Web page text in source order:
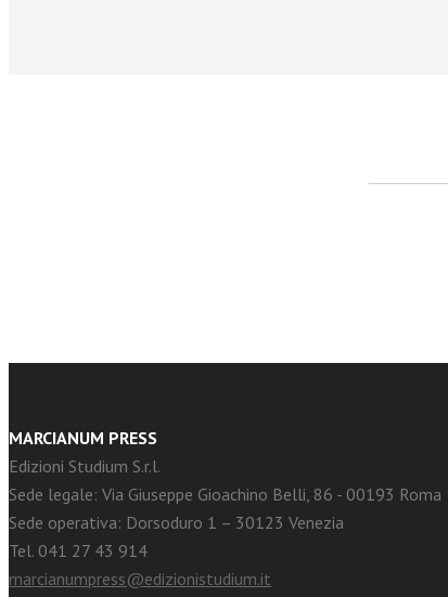
MARCIANUM PRESS
Edizioni Studium S.r.l.
Sede legale: Via Giuseppe Gioachino Belli, 86 - 00193 Roma
Sede operativa: Dorsoduro 1 – 30123 Venezia
Tel. 041 27 43 914
marcianumpress@edizionistudium.it